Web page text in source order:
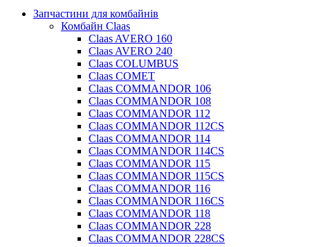
Запчастини для комбайнів
Комбайн Claas
Claas AVERO 160
Claas AVERO 240
Claas COLUMBUS
Claas COMET
Claas COMMANDOR 106
Claas COMMANDOR 108
Claas COMMANDOR 112
Claas COMMANDOR 112CS
Claas COMMANDOR 114
Claas COMMANDOR 114CS
Claas COMMANDOR 115
Claas COMMANDOR 115CS
Claas COMMANDOR 116
Claas COMMANDOR 116CS
Claas COMMANDOR 118
Claas COMMANDOR 228
Claas COMMANDOR 228CS